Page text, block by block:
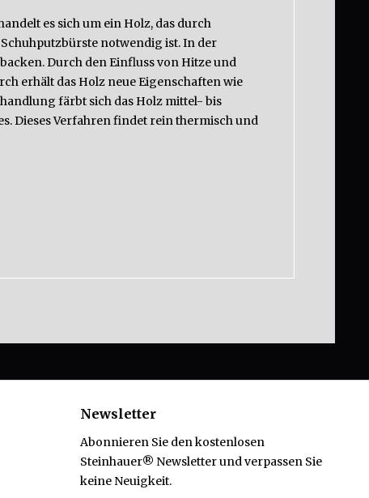
es sich um ein Holz, das durch
notwendig ist. In der
Durch den Einfluss von Hitze und
erhält das Holz neue Eigenschaften wie
färbt sich das Holz mittel- bis
Dieses Verfahren findet rein thermisch und
Newsletter
Abonnieren Sie den kostenlosen
Steinhauer® Newsletter und verpassen Sie
keine Neuigkeit.